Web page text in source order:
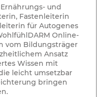
und
Fastenleiterin
für Autogenes
Online-
vom Bildungsträger
Ansatz
Wissen mit
leicht umsetzbar
bringen